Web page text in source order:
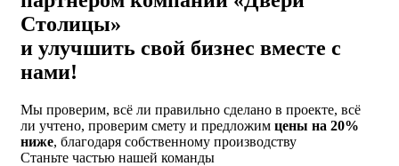
Столицы»
и улучшить свой бизнес вместе с
нами!
Мы проверим, всё ли правильно сделано в проекте, всё
ли учтено, проверим смету и предложим цены на 20%
ниже, благодаря собственному производству
Станьте частью нашей команды